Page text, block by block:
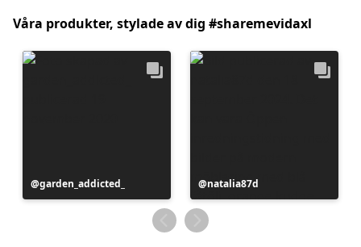
Våra produkter, stylade av dig #sharemevidaxl
Inlägg
publicerat
garden_addicted_
Inlägg
publicerat
av
natalia87d